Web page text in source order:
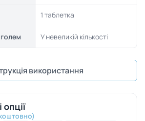
1 таблетка
У невеликій кількості
використання